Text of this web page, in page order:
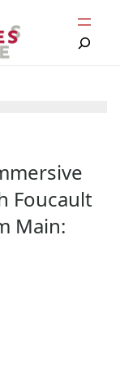
Foucault
Main: